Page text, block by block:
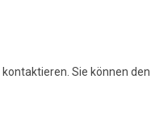
Sie können